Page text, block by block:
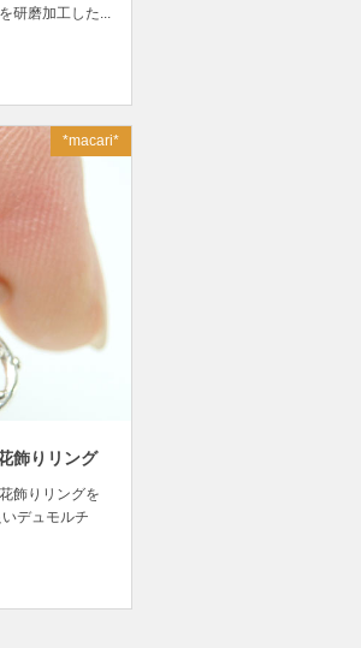
研磨加工した...
*macari*
飾りリング
飾りリングを
デュモルチ